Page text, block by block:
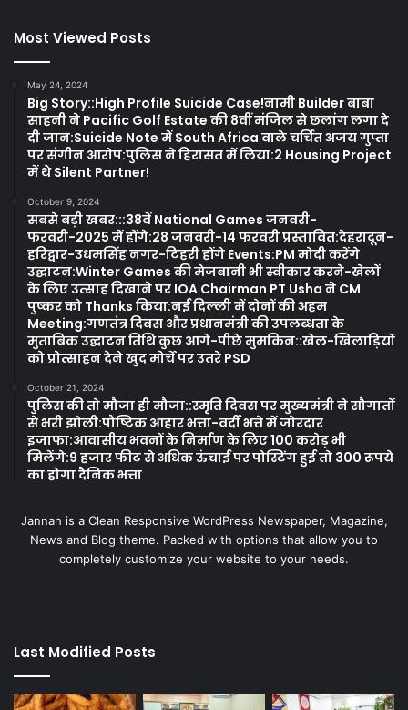
Most Viewed Posts
May 24, 2024
Big Story::High Profile Suicide Case!नामी Builder बाबा
साहनी ने Pacific Golf Estate की 8वीं मंजिल से छलांग लगा दे
दी जान:Suicide Note में South Africa वाले चर्चित अजय गुप्ता
पर संगीन आरोप:पुलिस ने हिरासत में लिया:2 Housing Project
में थे Silent Partner!
October 9, 2024
सबसे बड़ी खबर:::38वें National Games जनवरी-
फरवरी-2025 में होंगे:28 जनवरी-14 फरवरी प्रस्तावित:देहरादून-
हरिद्वार-उधमसिंह नगर-टिहरी होंगे Events:PM मोदी करेंगे
उद्घाटन:Winter Games की मेजबानी भी स्वीकार करने-खेलों
के लिए उत्साह दिखाने पर IOA Chairman PT Usha ने CM
पुष्कर को Thanks किया:नई दिल्ली में दोनों की अहम
Meeting:गणतंत्र दिवस और प्रधानमंत्री की उपलब्धता के
मुताबिक उद्घाटन तिथि कुछ आगे-पीछे मुमकिन::खेल-खिलाड़ियों
को प्रोत्साहन देने खुद मोर्चे पर उतरे PSD
October 21, 2024
पुलिस की तो मौजा ही मौजा::स्मृति दिवस पर मुख्यमंत्री ने सौगातों
से भरी झोली:पौष्टिक आहार भत्ता-वर्दी भत्ते में जोरदार
इजाफा:आवासीय भवनों के निर्माण के लिए 100 करोड़ भी
मिलेंगे:9 हजार फीट से अधिक ऊंचाई पर पोस्टिंग हुई तो 300 रूपये
का होगा दैनिक भत्ता
Jannah is a Clean Responsive WordPress Newspaper, Magazine,
News and Blog theme. Packed with options that allow you to
completely customize your website to your needs.
Last Modified Posts